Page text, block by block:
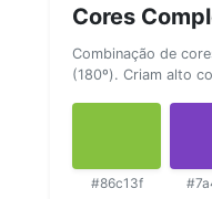
Cores
Combinação de
(180º). Criam alto
#86c13f